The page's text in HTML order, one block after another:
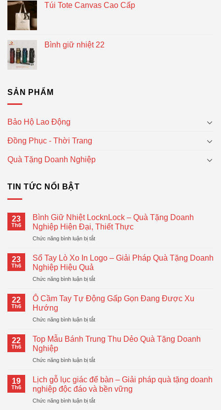
Túi Tote Canvas Cao Cấp
Bình giữ nhiệt 22
SẢN PHẨM
Bảo Hộ Lao Động
Đồng Phục - Thời Trang
Quà Tặng Doanh Nghiệp
TIN TỨC NỔI BẬT
23
Th6
Bình Giữ Nhiệt LocknLock – Quà Tặng Doanh
Nghiệp Hiện Đại, Thiết Thực
Chức năng bình luận bị tắtở
Nhiệt
–
Tặng
Hiện
Thiết
23
Th6
Sổ Tay Lò Xo In Logo – Giải Pháp Quà Tặng Doanh
Nghiệp Hiệu Quả
Chức năng bình luận bị tắtở
Tay
In
–
Quà
Doanh
Nghiệp
Quả
22
Th6
Ô Cầm Tay Tự Động Gấp Gọn Đang Được Xu
Hướng
Chức năng bình luận bị tắtở
Tay
Động
Gọn
Đang
Xu
22
Th6
Top Mẫu Bánh Trung Thu Dẻo Quà Tặng Doanh
Nghiệp
Chức năng bình luận bị tắtở
Mẫu
Bánh
Trung
Thu
19
Th6
Lịch gỗ lục giác để bàn – Giải pháp quà tặng doanh
nghiệp độc đáo và bền vững
Chức năng bình luận bị tắtở